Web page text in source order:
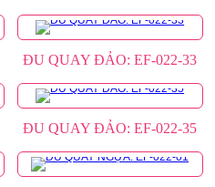
ĐU QUAY ĐẢO: EF-022-33
ĐU QUAY ĐẢO: EF-022-35